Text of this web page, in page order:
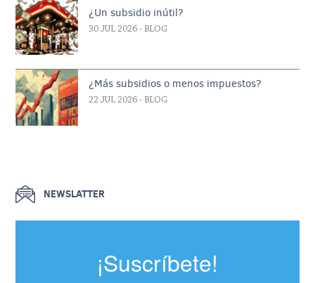
¿Un subsidio inútil?
30 JUL 2026 - BLOG
¿Más subsidios o menos impuestos?
22 JUL 2026 - BLOG
NEWSLATTER
¡Suscríbete!